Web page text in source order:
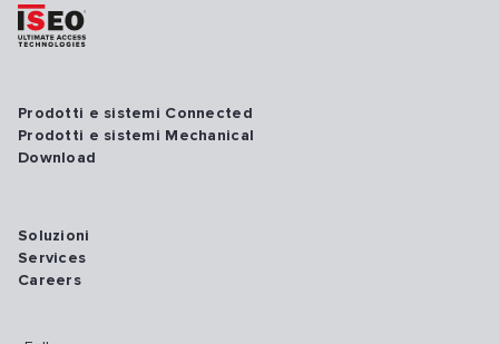
Prodotti e sistemi Connected
Prodotti e sistemi Mechanical
Download
Soluzioni
Services
Careers